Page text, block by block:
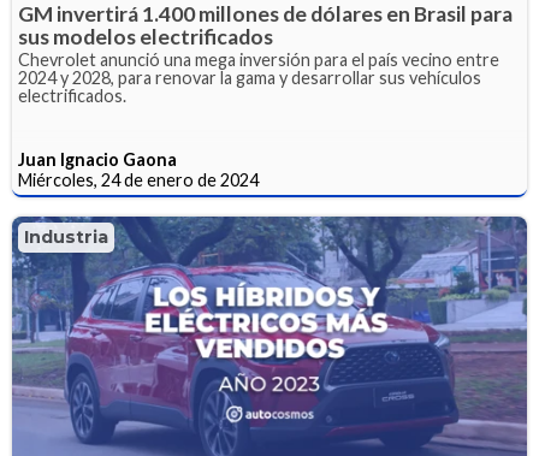
GM invertirá 1.400 millones de dólares en Brasil para
sus modelos electrificados
Chevrolet anunció una mega inversión para el país vecino entre
2024 y 2028, para renovar la gama y desarrollar sus vehículos
electrificados.
Juan Ignacio Gaona
Miércoles, 24 de enero de 2024
Industria